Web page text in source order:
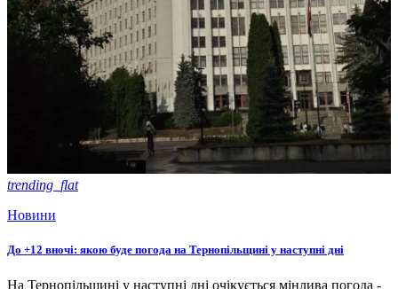
trending_flat
Новини
До +12 вночі: якою буде погода на Тернопільщині у наступні дні
На Тернопільщині у наступні дні очікується мінлива погода -